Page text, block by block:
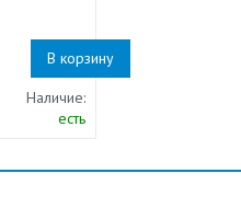
В корзину
Наличие:
есть